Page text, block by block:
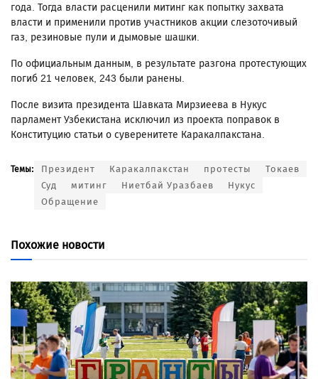
года. Тогда власти расценили митинг как попытку захвата
власти и применили против участников акции слезоточивый
газ, резиновые пули и дымовые шашки.
По официальным данным, в результате разгона протестующих
погиб 21 человек, 243 были ранены.
После визита президента Шавката Мирзиеева в Нукус
парламент Узбекистана исключил из проекта поправок в
Конституцию статьи о суверенитете Каракалпакстана.
Темы: Президент Каракалпакстан протесты
Токаев
Суд
митинг Ниетбай Уразбаев
Нукус
Обращение
Похожие новости